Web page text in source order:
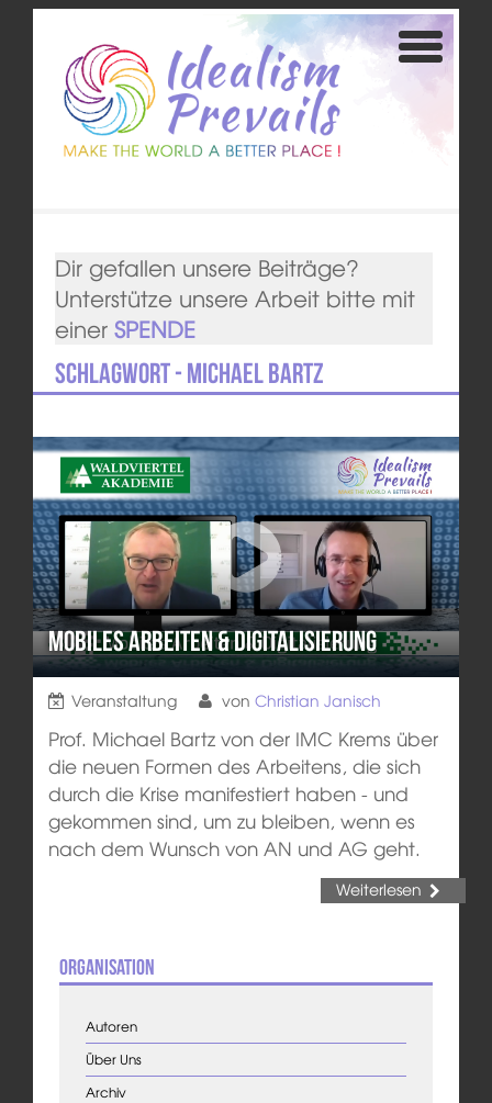
Dir gefallen unsere Beiträge?
Unterstütze unsere Arbeit bitte mit
einer SPENDE
Schlagwort - Michael Bartz
Mobiles Arbeiten & Digitalisierung
Veranstaltung von Christian Janisch
Prof. Michael Bartz von der IMC Krems über
die neuen Formen des Arbeitens, die sich
durch die Krise manifestiert haben - und
gekommen sind, um zu bleiben, wenn es
nach dem Wunsch von AN und AG geht.
Weiterlesen
Organisation
Autoren
Über Uns
Archiv